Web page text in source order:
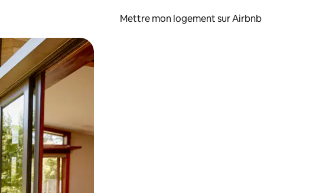
Mettre mon logement sur Airbnb